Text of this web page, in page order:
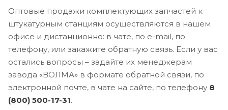
Оптовые продажи комплектующих запчастей к
штукатурным станциям осуществляются в нашем
офисе и дистанционно: в чате, по e-mail, по
телефону, или закажите обратную связь. Если у вас
остались вопросы – задайте их менеджерам
завода «ВОЛМА» в формате обратной связи, по
электронной почте, в чате на сайте, по телефону 8
(800) 500-17-31.